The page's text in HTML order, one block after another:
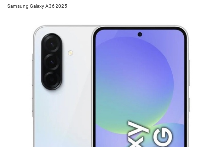
Samsung Galaxy A36 2025